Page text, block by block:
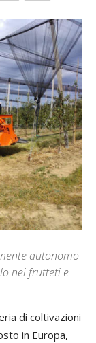
autonomo
nei frutteti e
di coltivazioni
in Europa,